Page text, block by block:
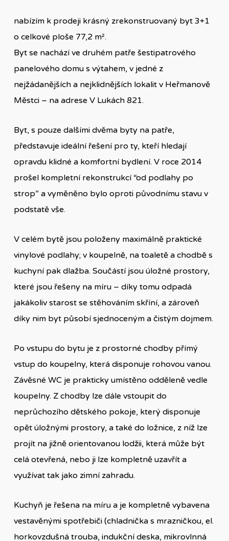
nabízím k prodeji krásný zrekonstruovaný byt 3+1
o celkové ploše 77,2 m².
Byt se nachází ve druhém patře šestipatrového
panelového domu s výtahem, v jedné z
nejžádanějších a nejklidnějších lokalit v Heřmanově
Městci – na adrese V Lukách 821.
Byt, s pouze dalšími dvěma byty na patře,
představuje ideální řešení pro ty, kteří hledají
opravdu klidné a komfortní bydlení. V roce 2014
prošel kompletní rekonstrukcí “od podlahy po
strop” a vyměněno bylo oproti původnímu stavu v
podstatě vše.
V celém bytě jsou položeny maximálně praktické
vinylové podlahy; v koupelně, na toaletě a chodbě s
kuchyní pak dlažba. Součástí jsou úložné prostory,
které jsou řešeny na míru – díky tomu odpadá
jakákoliv starost se stěhováním skříní, a zároveň
díky nim byt působí sjednoceným a čistým dojmem.
Po vstupu do bytu je z prostorné chodby přímý
vstup do koupelny, která disponuje rohovou vanou.
Závěsné WC je prakticky umístěno odděleně vedle
koupelny. Z chodby lze dále vstoupit do
neprůchozího dětského pokoje, který disponuje
opět úložnými prostory, a také do ložnice, z níž lze
projít na jižně orientovanou lodžii, která může být
celá otevřená, nebo ji lze kompletně uzavřít a
využívat tak jako zimní zahradu.
Kuchyň je řešena na míru a je kompletně vybavena
vestavěnými spotřebiči (chladnička s mrazničkou, el.
horkovzdušná trouba, indukční deska, mikrovlnná